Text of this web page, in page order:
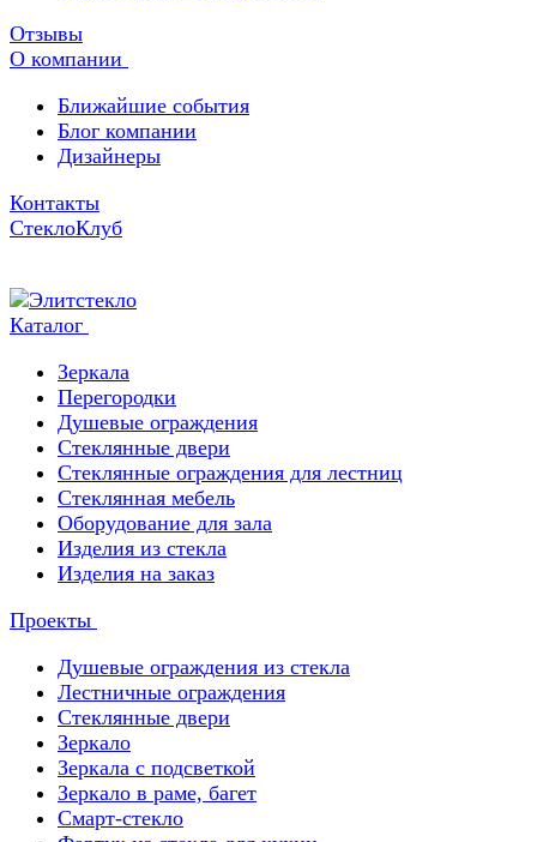
Отзывы
О компании
Ближайшие события
Блог компании
Дизайнеры
Контакты
СтеклоКлуб
Каталог
Зеркала
Перегородки
Душевые ограждения
Стеклянные двери
Стеклянные ограждения для лестниц
Стеклянная мебель
Оборудование для зала
Изделия из стекла
Изделия на заказ
Проекты
Душевые ограждения из стекла
Лестничные ограждения
Стеклянные двери
Зеркало
Зеркала с подсветкой
Зеркало в раме, багет
Смарт-стекло